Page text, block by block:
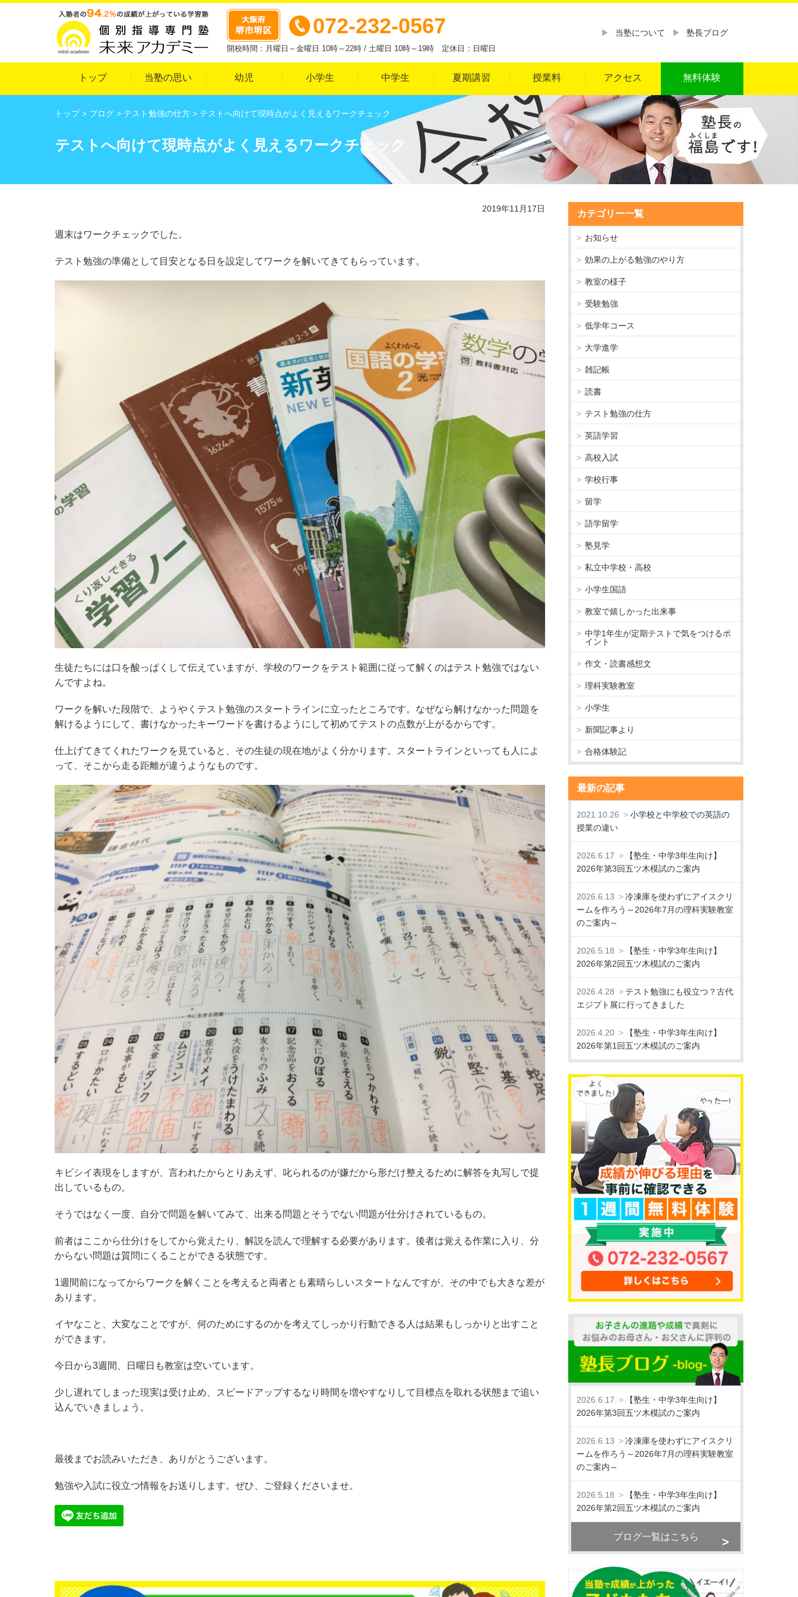
072-232-0567
開校時間：月曜日～金曜日 10時～22時 / 土曜日 10時～19時 定休日：日曜日
当塾について 塾長ブログ
トップ 当塾の思い 幼児 小学生 中学生 夏期講習 授業料 アクセス 無料体験
トップ> ブログ > テスト勉強の仕方 > テストへ向けて現時点がよく見えるワークチェック
テストへ向けて現時点がよく見えるワークチェック
2019年11月17日
週末はワークチェックでした。
テスト勉強の準備として目安となる日を設定してワークを解いてきてもらっています。
生徒たちには口を酸っぱくして伝えていますが、学校のワークをテスト範囲に従って解くのはテスト勉強ではない
んですよね。
ワークを解いた段階で、ようやくテスト勉強のスタートラインに立ったところです。なぜなら解けなかった問題を
解けるようにして、書けなかったキーワードを書けるようにして初めてテストの点数が上がるからです。
仕上げてきてくれたワークを見ていると、その生徒の現在地がよく分かります。スタートラインといっても人によ
って、そこから走る距離が違うようなものです。
キビシイ表現をしますが、言われたからとりあえず、叱られるのが嫌だから形だけ整えるために解答を丸写しで提
出しているもの。
そうではなく一度、自分で問題を解いてみて、出来る問題とそうでない問題が仕分けされているもの。
前者はここから仕分けをしてから覚えたり、解説を読んで理解する必要があります。後者は覚える作業に入り、分
からない問題は質問にくることができる状態です。
1週間前になってからワークを解くことを考えると両者とも素晴らしいスタートなんですが、その中でも大きな差が
あります。
イヤなこと、大変なことですが、何のためにするのかを考えてしっかり行動できる人は結果もしっかりと出すこと
ができます。
今日から3週間、日曜日も教室は空いています。
少し遅れてしまった現実は受け止め、スピードアップするなり時間を増やすなりして目標点を取れる状態まで追い
込んでいきましょう。
最後までお読みいただき、ありがとうございます。
勉強や入試に役立つ情報をお送りします。ぜひ、ご登録くださいませ。
カテゴリー一覧
お知らせ
効果の上がる勉強のやり方
教室の様子
受験勉強
低学年コース
大学進学
雑記帳
読書
テスト勉強の仕方
英語学習
高校入試
学校行事
留学
語学留学
塾見学
私立中学校・高校
小学生国語
教室で嬉しかった出来事
中学1年生が定期テストで気をつけるポ
イント
作文・読書感想文
理科実験教室
小学生
新聞記事より
合格体験記
最新の記事
2021.10.26
小学校と中学校での英語の
授業の違い
2026.6.17
【塾生・中学3年生向け】
2026年第3回五ツ木模試のご案内
2026.6.13
冷凍庫を使わずにアイスクリ
ームを作ろう～2026年7月の理科実験教室
のご案内～
2026.5.18
【塾生・中学3年生向け】
2026年第2回五ツ木模試のご案内
2026.4.28
テスト勉強にも役立つ？古代
エジプト展に行ってきました
2026.4.20
【塾生・中学3年生向け】
2026年第1回五ツ木模試のご案内
2026.6.17
【塾生・中学3年生向け】
2026年第3回五ツ木模試のご案内
2026.6.13
冷凍庫を使わずにアイスクリ
ームを作ろう～2026年7月の理科実験教室
のご案内～
2026.5.18
【塾生・中学3年生向け】
2026年第2回五ツ木模試のご案内
ブログ一覧はこちら